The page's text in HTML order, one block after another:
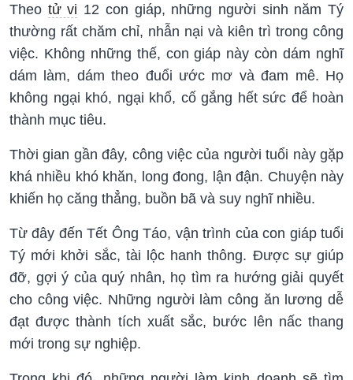
Theo tử vi 12 con giáp, những người sinh năm Tý
thường rất chăm chỉ, nhẫn nại và kiên trì trong công
việc. Không những thế, con giáp này còn dám nghĩ
dám làm, dám theo đuổi ước mơ và đam mê. Họ
không ngại khó, ngại khổ, cố gắng hết sức để hoàn
thành mục tiêu.
Thời gian gần đây, công việc của người tuổi này gặp
khá nhiều khó khăn, long đong, lận đận. Chuyện này
khiến họ căng thẳng, buồn bã và suy nghĩ nhiều.
Từ đây đến Tết Ông Táo, vận trình của con giáp tuổi
Tý mới khởi sắc, tài lộc hanh thông. Được sự giúp
đỡ, gợi ý của quý nhân, họ tìm ra hướng giải quyết
cho công việc. Những người làm công ăn lương dễ
đạt được thành tích xuất sắc, bước lên nấc thang
mới trong sự nghiệp.